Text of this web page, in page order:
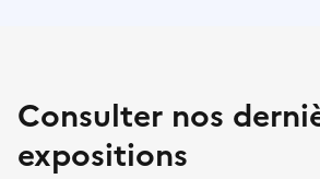
Consulter nos
expositions